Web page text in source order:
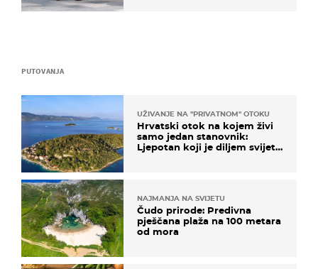
PUTOVANJA
UŽIVANJE NA "PRIVATNOM" OTOKU
Hrvatski otok na kojem živi
samo jedan stanovnik:
Ljepotan koji je diljem svijeta
NAJMANJA NA SVIJETU
Čudo prirode: Predivna
pješčana plaža na 100 metara
od mora